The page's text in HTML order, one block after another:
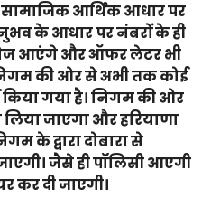
आर्थिक आधार पर
के आधार पर नंबरों के ही
आएंगे और ऑफर लेटर भी
की ओर से अभी तक कोई
किया गया है। निगम की ओर
जाएगा और हरियाणा
के द्वारा दोबारा से
जैसे ही पॉलिसी आएगी
कर दी जाएगी।